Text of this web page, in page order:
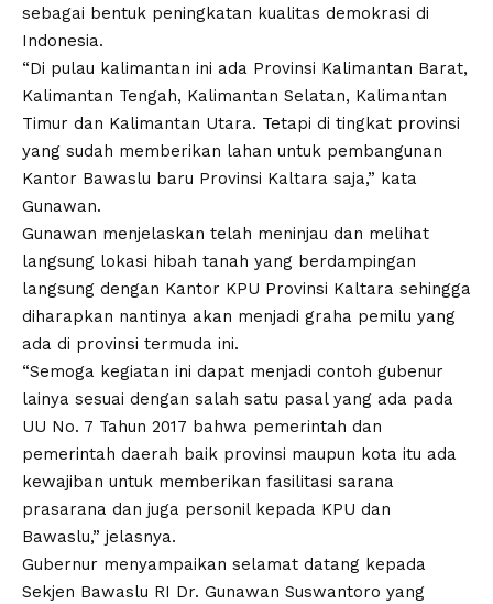
sebagai bentuk peningkatan kualitas demokrasi di
Indonesia.
“Di pulau kalimantan ini ada Provinsi Kalimantan Barat,
Kalimantan Tengah, Kalimantan Selatan, Kalimantan
Timur dan Kalimantan Utara. Tetapi di tingkat provinsi
yang sudah memberikan lahan untuk pembangunan
Kantor Bawaslu baru Provinsi Kaltara saja,” kata
Gunawan.
Gunawan menjelaskan telah meninjau dan melihat
langsung lokasi hibah tanah yang berdampingan
langsung dengan Kantor KPU Provinsi Kaltara sehingga
diharapkan nantinya akan menjadi graha pemilu yang
ada di provinsi termuda ini.
“Semoga kegiatan ini dapat menjadi contoh gubenur
lainya sesuai dengan salah satu pasal yang ada pada
UU No. 7 Tahun 2017 bahwa pemerintah dan
pemerintah daerah baik provinsi maupun kota itu ada
kewajiban untuk memberikan fasilitasi sarana
prasarana dan juga personil kepada KPU dan
Bawaslu,” jelasnya.
Gubernur menyampaikan selamat datang kepada
Sekjen Bawaslu RI Dr. Gunawan Suswantoro yang